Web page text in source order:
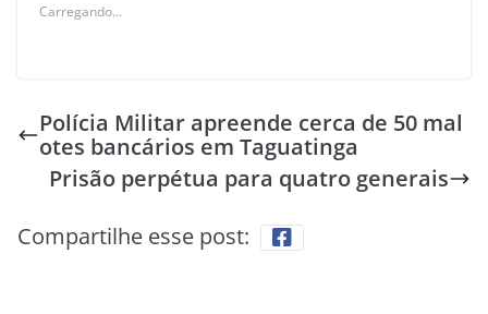
Carregando...
Polícia Militar apreende cerca de 50 mal
otes bancários em Taguatinga
Prisão perpétua para quatro generais
Compartilhe esse post: